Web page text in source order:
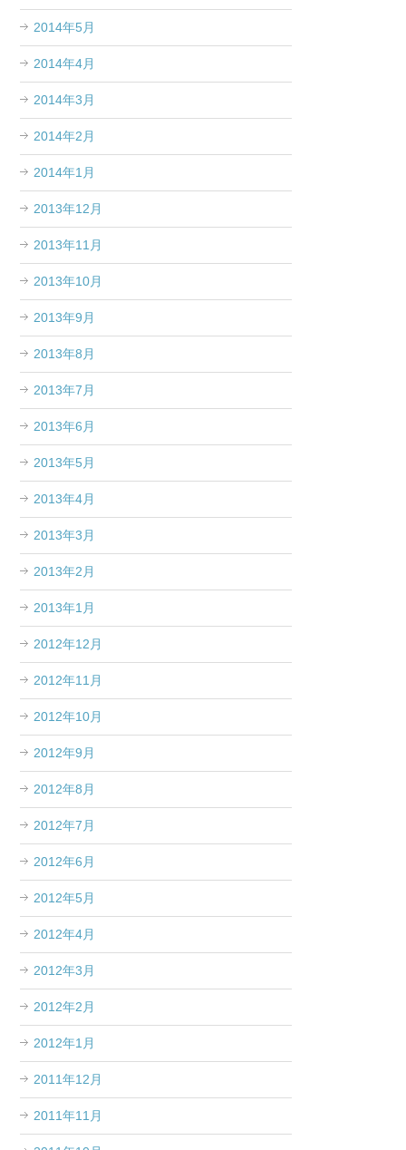
2014年5月
2014年4月
2014年3月
2014年2月
2014年1月
2013年12月
2013年11月
2013年10月
2013年9月
2013年8月
2013年7月
2013年6月
2013年5月
2013年4月
2013年3月
2013年2月
2013年1月
2012年12月
2012年11月
2012年10月
2012年9月
2012年8月
2012年7月
2012年6月
2012年5月
2012年4月
2012年3月
2012年2月
2012年1月
2011年12月
2011年11月